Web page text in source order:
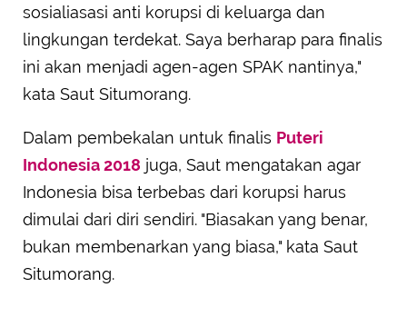
sosialiasasi anti korupsi di keluarga dan
lingkungan terdekat. Saya berharap para finalis
ini akan menjadi agen-agen SPAK nantinya,"
kata Saut Situmorang.
Dalam pembekalan untuk finalis Puteri
Indonesia 2018 juga, Saut mengatakan agar
Indonesia bisa terbebas dari korupsi harus
dimulai dari diri sendiri. "Biasakan yang benar,
bukan membenarkan yang biasa," kata Saut
Situmorang.